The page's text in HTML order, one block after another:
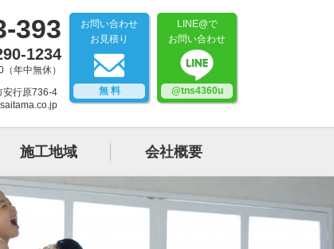
行原736-4
LINE@で
お問い合わせ
@tns4360u
お問い合わせ
お見積り
無 料
393
1234
年中無休）
施工地域 会社概要